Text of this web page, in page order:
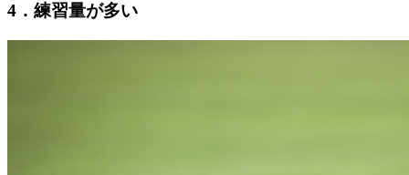
4．練習量が多い